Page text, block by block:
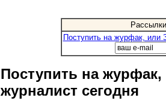
Рассылки
Поступить на журфак, или
Поступить на журфак,
журналист сегодня